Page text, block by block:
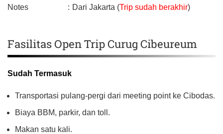
Notes
: Dari Jakarta (Trip sudah berakhir)
Fasilitas Open Trip Curug Cibeureum
Sudah Termasuk
Transportasi pulang-pergi dari meeting point ke Cibodas.
Biaya BBM, parkir, dan toll.
Makan satu kali.